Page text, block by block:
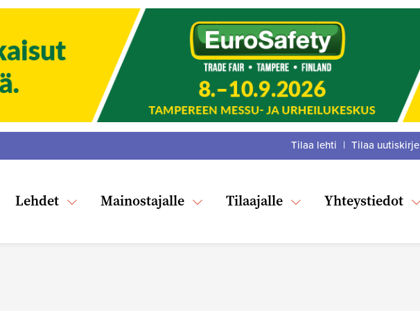
Lehdet Mainostajalle Tilaajalle Yhteystiedot
Tilaa lehti | Tilaa uutiskirje
:Facebook
Twitter